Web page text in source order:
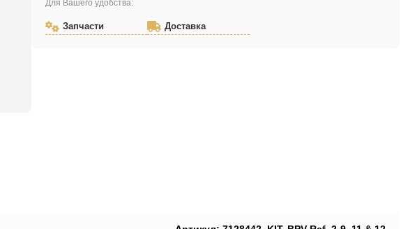
Для Вашего удобства:
Запчасти Доставка